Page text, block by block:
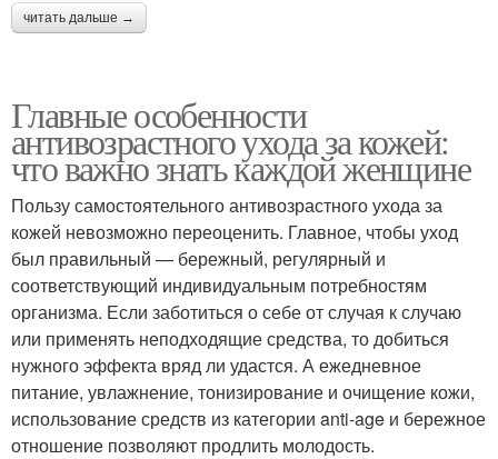
читать дальше →
Главные особенности
антивозрастного ухода за кожей:
что важно знать каждой женщине
Пользу самостоятельного антивозрастного ухода за
кожей невозможно переоценить. Главное, чтобы уход
был правильный — бережный, регулярный и
соответствующий индивидуальным потребностям
организма. Если заботиться о себе от случая к случаю
или применять неподходящие средства, то добиться
нужного эффекта вряд ли удастся. А ежедневное
питание, увлажнение, тонизирование и очищение кожи,
использование средств из категории anti-age и бережное
отношение позволяют продлить молодость.